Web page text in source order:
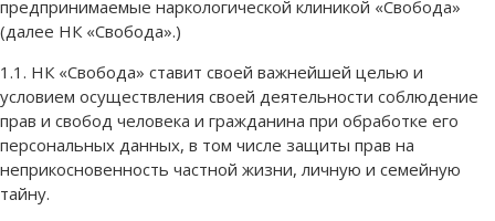
предпринимаемые наркологической клиникой «Свобода»
(далее НК «Свобода».)
1.1. НК «Свобода» ставит своей важнейшей целью и
условием осуществления своей деятельности соблюдение
прав и свобод человека и гражданина при обработке его
персональных данных, в том числе защиты прав на
неприкосновенность частной жизни, личную и семейную
тайну.